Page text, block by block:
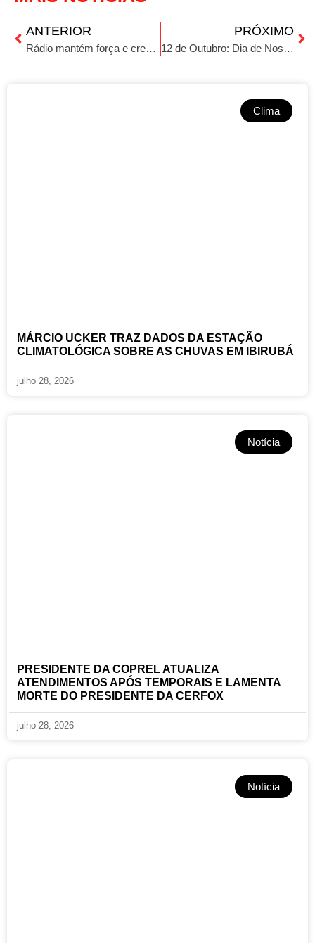
ANTERIOR
Rádio mantém força e credibilidade na era digital
PRÓXIMO
12 de Outubro: Dia de Nossa Senhora Aparecida
Clima
MÁRCIO UCKER TRAZ DADOS DA ESTAÇÃO
CLIMATOLÓGICA SOBRE AS CHUVAS EM IBIRUBÁ
julho 28, 2026
Notícia
PRESIDENTE DA COPREL ATUALIZA
ATENDIMENTOS APÓS TEMPORAIS E LAMENTA
MORTE DO PRESIDENTE DA CERFOX
julho 28, 2026
Notícia